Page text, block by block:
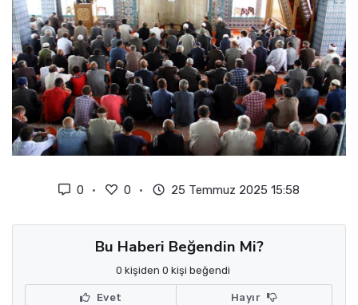
0 0 25 Temmuz 2025 15:58
Bu Haberi Beğendin Mi?
0 kişiden 0 kişi beğendi
Evet Hayır